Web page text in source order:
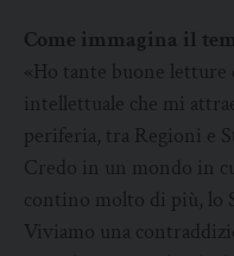
Come immagina il
«Ho tante buone letture
intellettuale che mi
periferia, tra Regioni e
Credo in un mondo in
contino molto di più, lo
Viviamo una